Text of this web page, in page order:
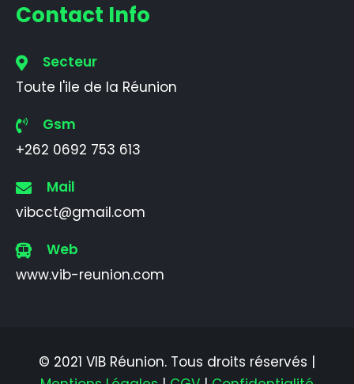
Contact Info
Secteur
Toute l'ile de la Réunion
Gsm
+262 0692 753 613
Mail
vibcct@gmail.com
Web
www.vib-reunion.com
© 2021 VIB Réunion. Tous droits réservés |